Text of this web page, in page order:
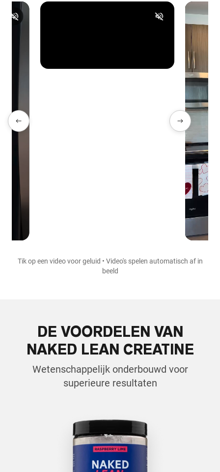
Tik op een video voor geluid • Video's spelen automatisch af in
beeld
DE VOORDELEN VAN
NAKED LEAN CREATINE
Wetenschappelijk onderbouwd voor
superieure resultaten